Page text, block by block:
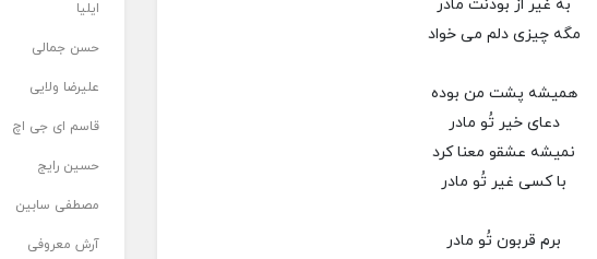
به غیر از بودنت مادر
مگه چیزی دلم می خواد
همیشه پشت من بوده
دعای خیر تُو مادر
نمیشه عشقو معنا کرد
با کسی غیر تُو مادر
برم قربون تُو مادر
ایلیا
حسن جمالی
علیرضا ولایی
قاسم ای جی اچ
حسین رایج
مصطفی سابین
آرش معروفی